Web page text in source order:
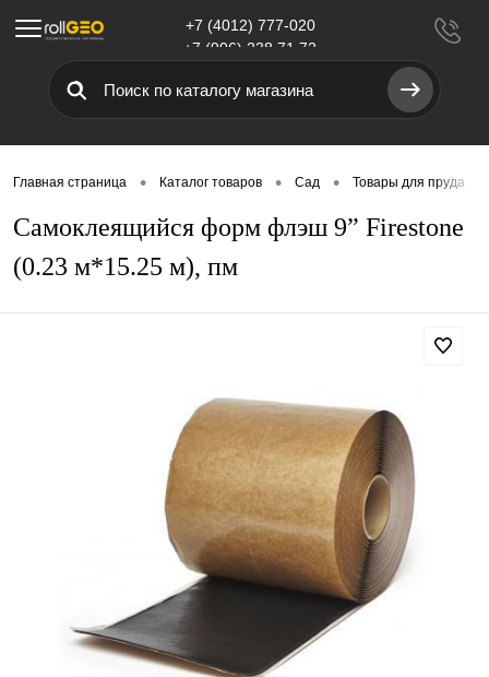
Меню
+7 (4012) 777-020
+7 (906) 238 71 72
Главная страница • Каталог товаров • Сад • Товары для пруда
Самоклеящийся форм флэш 9” Firestone
(0.23 м*15.25 м), пм